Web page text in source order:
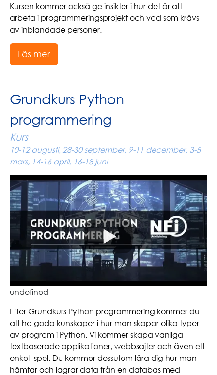
Kursen kommer också ge insikter i hur det är att
arbeta i programmeringsprojekt och vad som krävs
av inblandade personer.
Läs mer
Grundkurs Python
programmering
Kurs
10-12 augusti, 28-30 september, 9-11 december, 3-5
mars, 14-16 april, 16-18 juni
undefined
Efter Grundkurs Python programmering kommer du
att ha goda kunskaper i hur man skapar olika typer
av program i Python. Vi kommer skapa vanliga
textbaserade applikationer, webbsajter och även ett
enkelt spel. Du kommer dessutom lära dig hur man
hämtar och lagrar data från en databas med